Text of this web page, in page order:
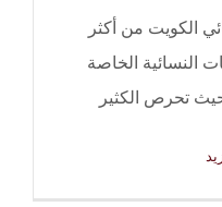
الكويت من أكثر
النسائية الخاصة
تحرص الكثير